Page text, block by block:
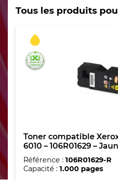
Tous les produits
Toner compatible
6010 – 106R01629 –
Référence : 106R01629-R
Capacité : 1.000 pages